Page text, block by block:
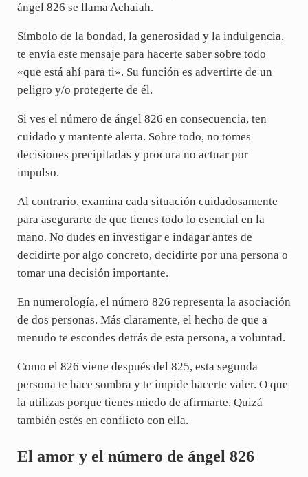
ángel 826 se llama Achaiah.
Símbolo de la bondad, la generosidad y la indulgencia,
te envía este mensaje para hacerte saber sobre todo
«que está ahí para ti». Su función es advertirte de un
peligro y/o protegerte de él.
Si ves el número de ángel 826 en consecuencia, ten
cuidado y mantente alerta. Sobre todo, no tomes
decisiones precipitadas y procura no actuar por
impulso.
Al contrario, examina cada situación cuidadosamente
para asegurarte de que tienes todo lo esencial en la
mano. No dudes en investigar e indagar antes de
decidirte por algo concreto, decidirte por una persona o
tomar una decisión importante.
En numerología, el número 826 representa la asociación
de dos personas. Más claramente, el hecho de que a
menudo te escondes detrás de esta persona, a voluntad.
Como el 826 viene después del 825, esta segunda
persona te hace sombra y te impide hacerte valer. O que
la utilizas porque tienes miedo de afirmarte. Quizá
también estés en conflicto con ella.
El amor y el número de ángel 826